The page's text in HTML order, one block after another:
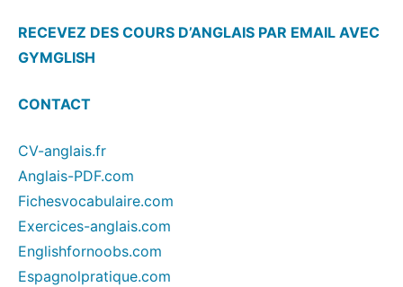
RECEVEZ DES COURS D’ANGLAIS PAR EMAIL AVEC
GYMGLISH
CONTACT
CV-anglais.fr
Anglais-PDF.com
Fichesvocabulaire.com
Exercices-anglais.com
Englishfornoobs.com
Espagnolpratique.com